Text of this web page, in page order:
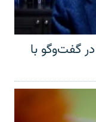
گفت‌وگو با